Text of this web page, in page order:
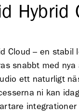
Hybrid
Cloud – en stabil
snabbt med
ett naturligt
ni kan